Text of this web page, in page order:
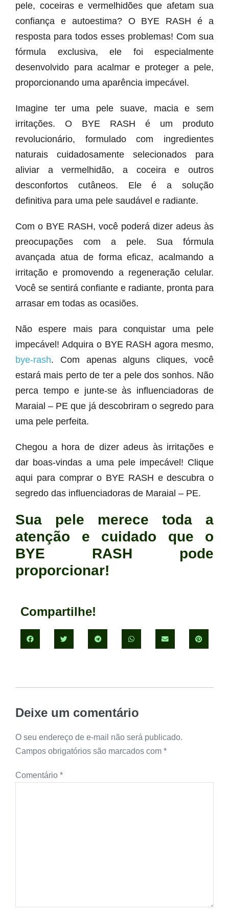
pele, coceiras e vermelhidões que afetam sua
confiança e autoestima? O BYE RASH é a
resposta para todos esses problemas! Com sua
fórmula exclusiva, ele foi especialmente
desenvolvido para acalmar e proteger a pele,
proporcionando uma aparência impecável.
Imagine ter uma pele suave, macia e sem
irritações. O BYE RASH é um produto
revolucionário, formulado com ingredientes
naturais cuidadosamente selecionados para
aliviar a vermelhidão, a coceira e outros
desconfortos cutâneos. Ele é a solução
definitiva para uma pele saudável e radiante.
Com o BYE RASH, você poderá dizer adeus às
preocupações com a pele. Sua fórmula
avançada atua de forma eficaz, acalmando a
irritação e promovendo a regeneração celular.
Você se sentirá confiante e radiante, pronta para
arrasar em todas as ocasiões.
Não espere mais para conquistar uma pele
impecável! Adquira o BYE RASH agora mesmo,
bye-rash. Com apenas alguns cliques, você
estará mais perto de ter a pele dos sonhos. Não
perca tempo e junte-se às influenciadoras de
Maraial – PE que já descobriram o segredo para
uma pele perfeita.
Chegou a hora de dizer adeus às irritações e
dar boas-vindas a uma pele impecável! Clique
aqui para comprar o BYE RASH e descubra o
segredo das influenciadoras de Maraial – PE.
Sua pele merece toda a
atenção e cuidado que o
BYE RASH pode
proporcionar!
Compartilhe!
Deixe um comentário
O seu endereço de e-mail não será publicado.
Campos obrigatórios são marcados com *
Comentário *